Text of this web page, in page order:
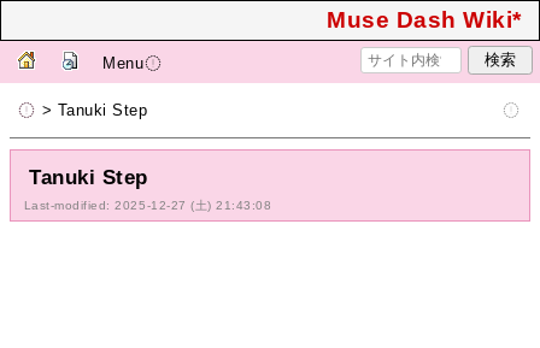
Muse Dash Wiki*
Menu
> Tanuki Step
Tanuki Step
Last-modified: 2025-12-27 (土) 21:43:08